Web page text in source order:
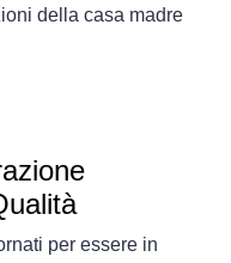
della casa madre
per essere in